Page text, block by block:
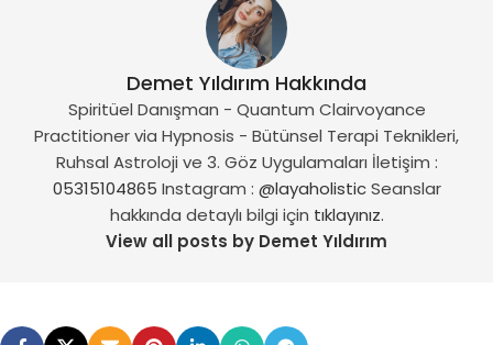
Demet Yıldırım Hakkında
Spiritüel Danışman - Quantum Clairvoyance
Practitioner via Hypnosis - Bütünsel Terapi Teknikleri,
Ruhsal Astroloji ve 3. Göz Uygulamaları İletişim :
05315104865 Instagram : @layaholisticSeanslar
hakkında detaylı bilgi için tıklayınız.
View all posts by Demet Yıldırım